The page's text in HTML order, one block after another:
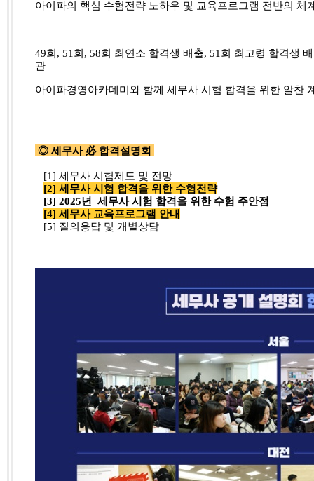
아이파의 핵심 수험전략 노하우 및 교육프로그램 전반의
49회, 51회, 58회 최연소 합격생 배출, 51회 최고령 합격생
관
아이파경영아카데미와 함께 세무사 시험 합격을 위한 알찬
◎ 세무사 必 합격설명회
[1] 세무사 시험제도 및 전망
[2] 세무사 시험 합격을 위한 수험전략
[3] 2025년 세무사 시험 합격을 위한 수험 주안점
[4] 세무사 교육프로그램 안내
[5] 질의응답 및 개별상담